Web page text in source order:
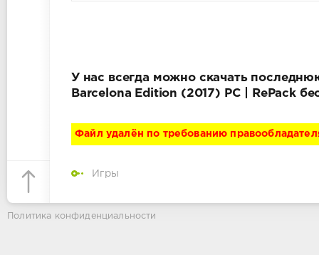
У нас всегда можно скачать
Barcelona Edition (2017) PC | RePack
Файл удалён по требованию
Игры
Политика конфиденциальности